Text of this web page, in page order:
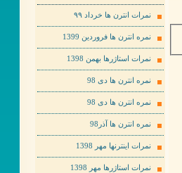
نمرات انترن ها خرداد ٩٩
نمره انترن ها فروردین 1399
نمرات استاژرها بهمن 1398
نمره انترن ها دی 98
نمره انترن ها دی 98
نمره انترن ها آذر98
نمرات اینترنها مهر 1398
نمرات استاژرها مهر 1398